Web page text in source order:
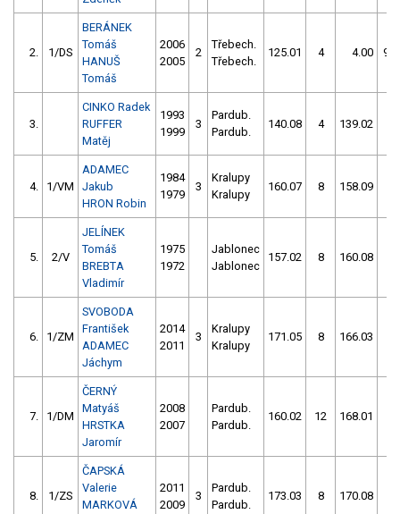
2. 1/DS
BERÁNEK
Tomáš
HANUŠ
Tomáš
2006
2005
2
Třebech.
Třebech.
125.01 4 4.00
3.
CINKO Radek
RUFFER
Matěj
1993
1999
3
Pardub.
Pardub.
140.08 4 139.02
4. 1/VM
ADAMEC
Jakub
HRON Robin
1984
1979
3
Kralupy
Kralupy
160.07 8 158.09
5. 2/V
JELÍNEK
Tomáš
BREBTA
Vladimír
1975
1972
Jablonec
Jablonec
157.02 8 160.08
6. 1/ZM
SVOBODA
František
ADAMEC
Jáchym
2014
2011
3
Kralupy
Kralupy
171.05 8 166.03
7. 1/DM
ČERNÝ
Matyáš
HRSTKA
Jaromír
2008
2007
Pardub.
Pardub.
160.02 12 168.01
8. 1/ZS
ČAPSKÁ
Valerie
MARKOVÁ
2011
2009
3
Pardub.
Pardub.
173.03 8 170.08